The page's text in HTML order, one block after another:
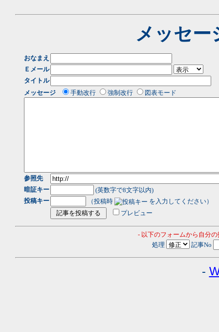
メッセー
おなまえ
Ｅメール
タイトル
メッセージ
手動改行 強制改行 図表モード
参照先
暗証キー
(英数字で8文字以内)
投稿キー
（投稿時
を入力してください）
プレビュー
- 以下のフォームから自分
処理
記事No
-